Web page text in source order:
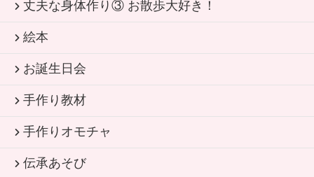
丈夫な身体作り③ お散歩大好き！
絵本
お誕生日会
手作り教材
手作りオモチャ
伝承あそび